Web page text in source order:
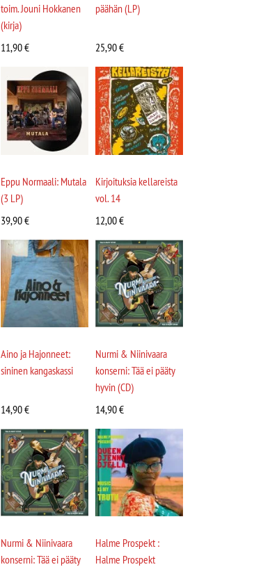
toim. Jouni Hokkanen
(kirja)
11,90€
päähän (LP)
25,90€
Eppu Normaali: Mutala
(3 LP)
39,90€
Kirjoituksia kellareista
vol. 14
12,00€
Aino ja Hajonneet:
sininen kangaskassi
14,90€
Nurmi & Niinivaara
konserni: Tää ei pääty
hyvin (CD)
14,90€
Nurmi & Niinivaara
konserni: Tää ei pääty
Halme Prospekt :
Halme Prospekt